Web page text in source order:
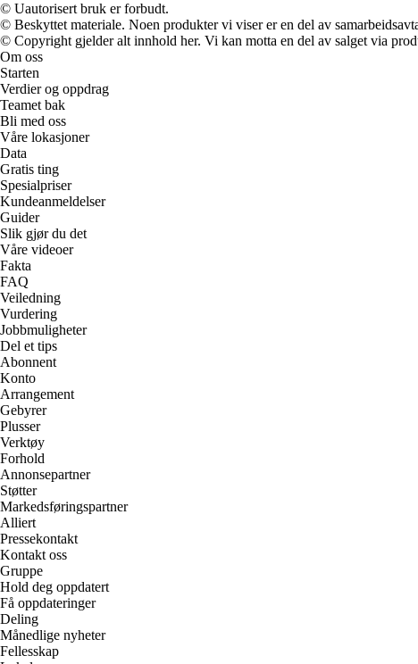
© Uautorisert bruk er forbudt.
© Beskyttet materiale. Noen produkter vi viser er en del av
© Copyright gjelder alt innhold her. Vi kan motta en del av salget via
Om oss
Starten
Verdier og oppdrag
Teamet bak
Bli med oss
Våre lokasjoner
Data
Gratis ting
Spesialpriser
Kundeanmeldelser
Guider
Slik gjør du det
Våre videoer
Fakta
FAQ
Veiledning
Vurdering
Jobbmuligheter
Del et tips
Abonnent
Konto
Arrangement
Gebyrer
Plusser
Verktøy
Forhold
Annonsepartner
Støtter
Markedsføringspartner
Alliert
Pressekontakt
Kontakt oss
Gruppe
Hold deg oppdatert
Få oppdateringer
Deling
Månedlige nyheter
Fellesskap